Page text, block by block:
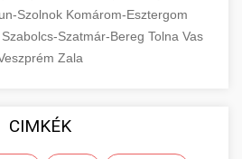
Szolnok Komárom-Esztergom
Szabolcs-Szatmár-Bereg Tolna Vas
Zala
CIMKÉK